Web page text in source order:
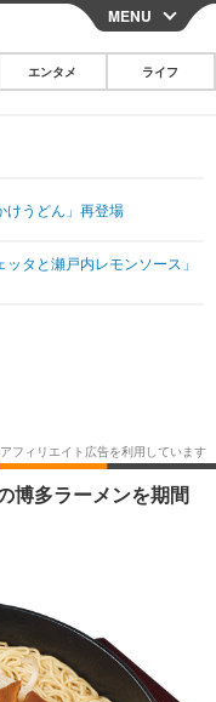
CLOSE
その他
その他
MENU
エンタメ ライフ
けうどん」再登場
タと瀬戸内レモンソース」
博多ラーメンを期間